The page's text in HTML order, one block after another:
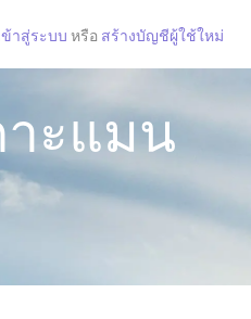
ข้าสู่ระบบ หรือ สร้างบัญชีผู้ใช้ใหม่
าะแมน